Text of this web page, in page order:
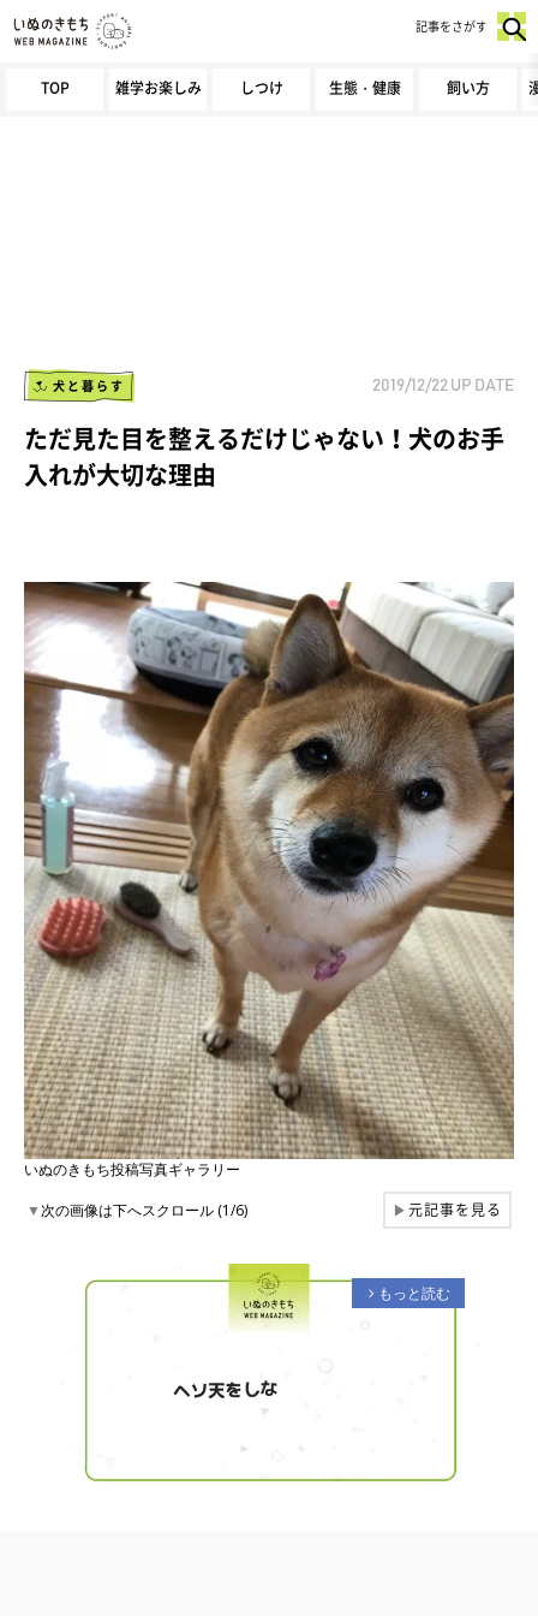
TOP 雑学お楽しみ しつけ 生態・健康 飼い方
記事をさがす
犬と暮らす 2019/12/22 UP DATE
ただ見た目を整えるだけじゃない！犬のお手
入れが大切な理由
いぬのきもち投稿写真ギャラリー
▼次の画像は下へスクロール (1/6) ▶元記事を見る
arrow_forward_ios もっと読む